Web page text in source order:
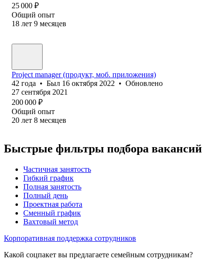
25 000 ₽
Общий опыт
18 лет 9 месяцев
Project manager (продукт, моб. приложения)
42 года • Был 16 октября 2022 • Обновлено
27 сентября 2021
200 000 ₽
Общий опыт
20 лет 8 месяцев
Быстрые фильтры подбора вакансий
Частичная занятость
Гибкий график
Полная занятость
Полный день
Проектная работа
Сменный график
Вахтовый метод
Корпоративная поддержка сотрудников
Какой соцпакет вы предлагаете семейным сотрудникам?